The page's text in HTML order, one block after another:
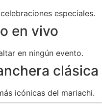
especiales.
en vivo
en ningún evento.
clásica
icónicas del mariachi.